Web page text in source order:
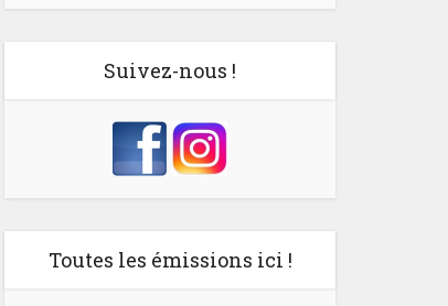
Suivez-nous !
Toutes les émissions ici !